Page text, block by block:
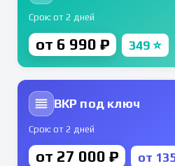
Срок: от 2 дней
от 6 990 ₽ 349 ⭐
ВКР под ключ
Срок: от 2 дней
от 27 000 ₽ от